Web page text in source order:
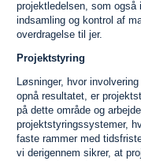
projektledelsen, som også
indsamling og kontrol af
overdragelse til jer.
Projektstyring
Løsninger, hvor
opnå resultatet, er
på dette område og
projektstyringssystemer,
faste rammer med
vi derigennem sikrer, at